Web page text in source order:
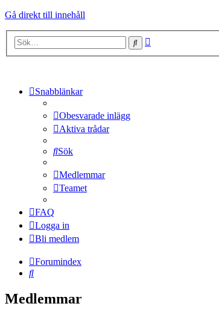
Gå direkt till innehåll
Sök
Snabblänkar
Obesvarade inlägg
Aktiva trådar
Sök
Medlemmar
Teamet
FAQ
Logga in
Bli medlem
Forumindex
Sök
Medlemmar